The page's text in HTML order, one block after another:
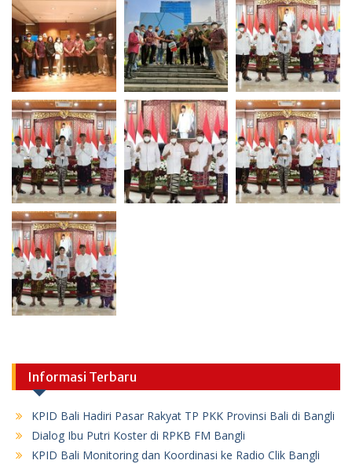
Informasi Terbaru
KPID Bali Hadiri Pasar Rakyat TP PKK Provinsi Bali di Bangli
Dialog Ibu Putri Koster di RPKB FM Bangli
KPID Bali Monitoring dan Koordinasi ke Radio Clik Bangli